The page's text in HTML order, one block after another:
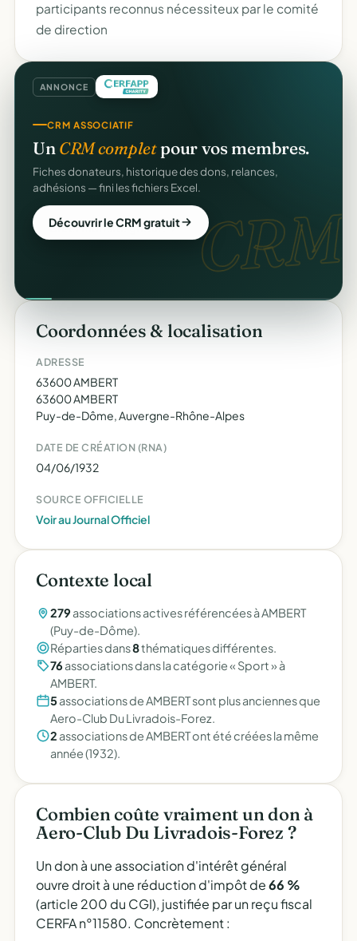
participants reconnus nécessiteux par le comité
de direction
ANNONCE
CRM.
CRM ASSOCIATIF
Un CRM completpour vos membres.
Fiches donateurs, historique des dons, relances,
adhésions — fini les fichiers Excel.
Découvrir le CRM gratuit
Coordonnées & localisation
ADRESSE
63600 AMBERT
63600 AMBERT
Puy-de-Dôme, Auvergne-Rhône-Alpes
DATE DE CRÉATION (RNA)
04/06/1932
SOURCE OFFICIELLE
Voir au Journal Officiel
Contexte local
279 associations actives référencées à AMBERT
(Puy-de-Dôme).
Réparties dans8thématiques différentes.
76 associations dans la catégorie « Sport » à
AMBERT.
5associations de AMBERT sont plus anciennes que
Aero-Club Du Livradois-Forez.
2 associations de AMBERT ont été créées la même
année (1932).
Combien coûte vraiment un don à
Aero-Club Du Livradois-Forez ?
Un don à une association d'intérêt général
ouvre droit à une réduction d'impôt de66 %
(article 200 du CGI), justifiée par un reçu fiscal
CERFA n°11580. Concrètement :